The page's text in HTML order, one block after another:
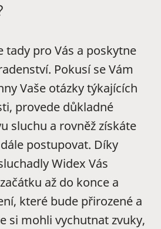
tady pro Vás a poskytne
Pokusí se Vám
Vaše otázky týkajících
provede důkladné
sluchu a rovněž získáte
postupovat. Díky
Widex Vás
až do konce a
které bude přirozené a
si mohli vychutnat zvuky,